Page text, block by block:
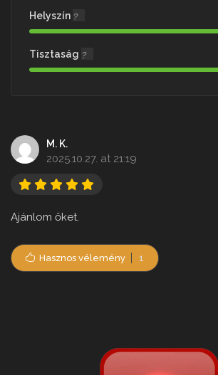
Helyszín
Tisztaság
M. K.
2025.10.27. at 21:19
Ajánlom őket.
Hasznos vélemény 1